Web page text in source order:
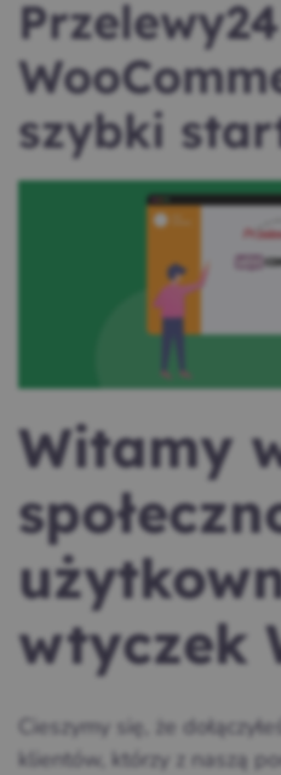
Przelewy24
szybki
Witamy
wtyczek
Cieszymy się, że
klientów, którzy z naszą